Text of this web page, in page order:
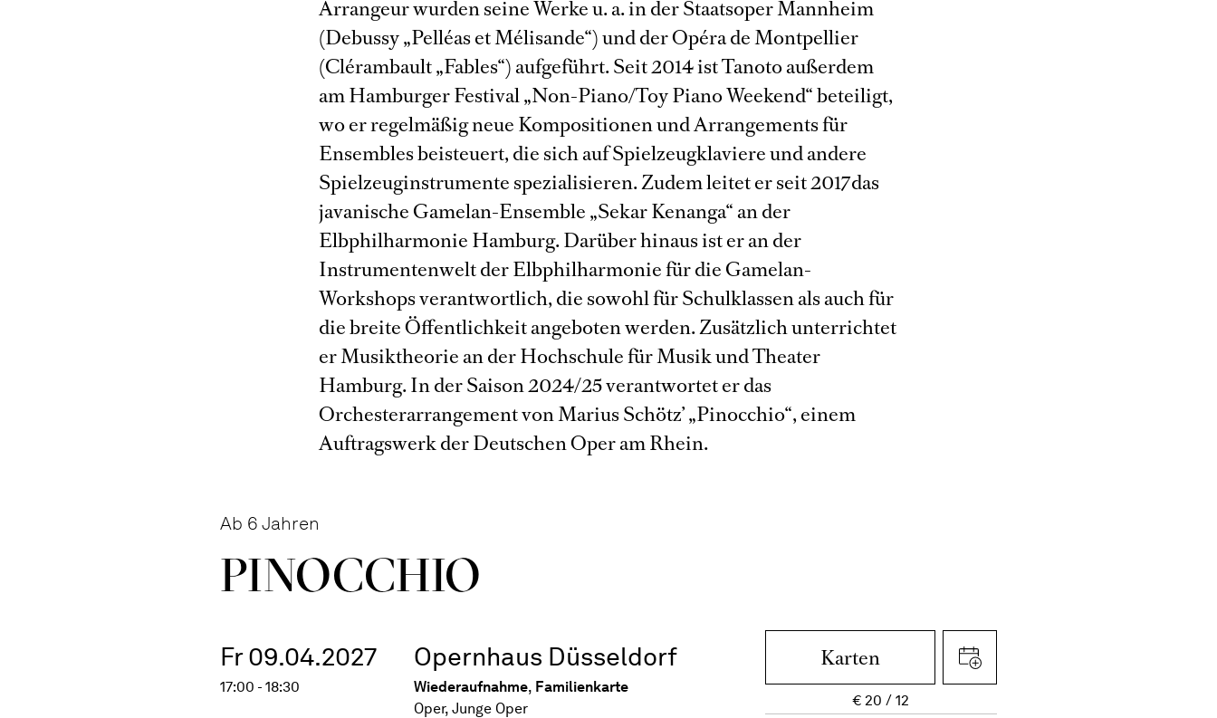
Arrangeur wurden seine Werke u. a. in der Staatsoper Mannheim
(Debussy „Pelléas et Mélisande“) und der Opéra de Montpellier
(Clérambault „Fables“) aufgeführt. Seit 2014 ist Tanoto außerdem
am Hamburger Festival „Non-Piano/Toy Piano Weekend“ beteiligt,
wo er regelmäßig neue Kompositionen und Arrangements für
Ensembles beisteuert, die sich auf Spielzeugklaviere und andere
Spielzeuginstrumente spezialisieren. Zudem leitet er seit 2017das
javanische Gamelan-Ensemble „Sekar Kenanga“ an der
Elbphilharmonie Hamburg. Darüber hinaus ist er an der
Instrumentenwelt der Elbphilharmonie für die Gamelan-
Workshops verantwortlich, die sowohl für Schulklassen als auch für
die breite Öffentlichkeit angeboten werden. Zusätzlich unterrichtet
er Musiktheorie an der Hochschule für Musik und Theater
Hamburg. In der Saison 2024/25 verantwortet er das
Orchesterarrangement von Marius Schötz’ „Pinocchio“, einem
Auftragswerk der Deutschen Oper am Rhein.
Ab 6 Jahren
PINOC­CHIO
Fr 09.04.2027 Opernhaus Düsseldorf
17:00 - 18:30 Wiederaufnahme, Familienkarte
Oper, Junge Oper
Karten
€20
12